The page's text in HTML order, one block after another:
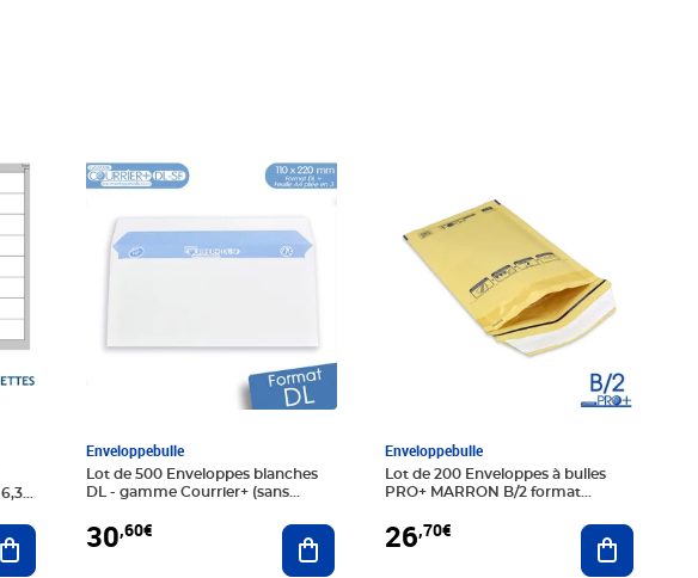
Ajouter au panier
Enveloppebulle
Lot de 500 Enveloppes blanches
DL - gamme Courrier+ (sans
30,60€
Prix 30,60€
Ajouter au panier
Enveloppebulle
Lot de 200 Enveloppes à bulles
PRO+ MARRON B/2 format
26,70€ Ajouter